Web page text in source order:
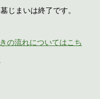
じまいは終了です。
の流れについてはこち